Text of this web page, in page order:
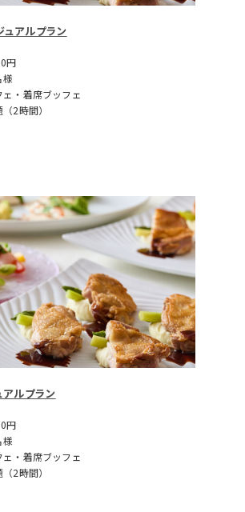
アルプラン
円
ェ・着席ブッフェ
2時間）
ルプラン
円
ェ・着席ブッフェ
2時間）